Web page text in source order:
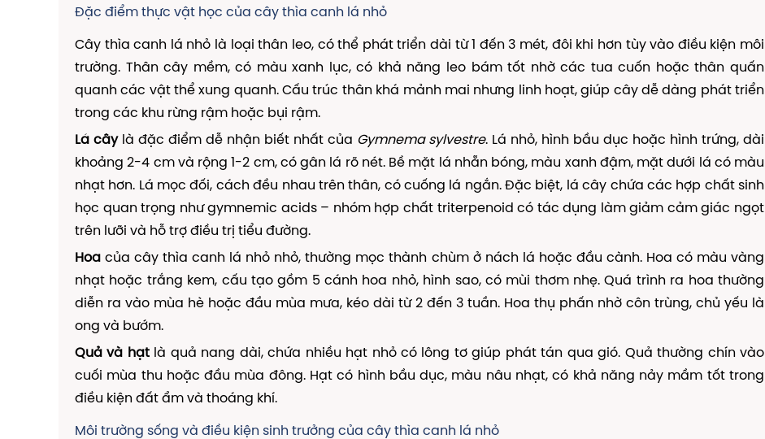
Đặc điểm thực vật học của cây thìa canh lá nhỏ
Cây thìa canh lá nhỏ là loại thân leo, có thể phát triển dài từ 1 đến 3 mét, đôi khi hơn tùy vào điều kiện môi
trường. Thân cây mềm, có màu xanh lục, có khả năng leo bám tốt nhờ các tua cuốn hoặc thân quấn
quanh các vật thể xung quanh. Cấu trúc thân khá mảnh mai nhưng linh hoạt, giúp cây dễ dàng phát triển
trong các khu rừng rậm hoặc bụi rậm.
Lá câylà đặc điểm dễ nhận biết nhất của Gymnema sylvestre. Lá nhỏ, hình bầu dục hoặc hình trứng, dài
khoảng 2-4 cm và rộng 1-2 cm, có gân lá rõ nét. Bề mặt lá nhẵn bóng, màu xanh đậm, mặt dưới lá có màu
nhạt hơn. Lá mọc đối, cách đều nhau trên thân, có cuống lá ngắn. Đặc biệt, lá cây chứa các hợp chất sinh
học quan trọng như gymnemic acids – nhóm hợp chất triterpenoid có tác dụng làm giảm cảm giác ngọt
trên lưỡi và hỗ trợ điều trị tiểu đường.
Hoa của cây thìa canh lá nhỏ nhỏ, thường mọc thành chùm ở nách lá hoặc đầu cành. Hoa có màu vàng
nhạt hoặc trắng kem, cấu tạo gồm 5 cánh hoa nhỏ, hình sao, có mùi thơm nhẹ. Quá trình ra hoa thường
diễn ra vào mùa hè hoặc đầu mùa mưa, kéo dài từ 2 đến 3 tuần. Hoa thụ phấn nhờ côn trùng, chủ yếu là
ong và bướm.
Quả và hạtlà quả nang dài, chứa nhiều hạt nhỏ có lông tơ giúp phát tán qua gió. Quả thường chín vào
cuối mùa thu hoặc đầu mùa đông. Hạt có hình bầu dục, màu nâu nhạt, có khả năng nảy mầm tốt trong
điều kiện đất ẩm và thoáng khí.
Môi trường sống và điều kiện sinh trưởng của cây thìa canh lá nhỏ